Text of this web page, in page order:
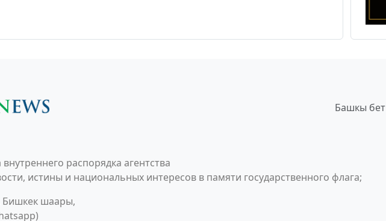
Башкы бет
распорядка агентства
истины и национальных интересов в памяти государственного флага;
Бишкек шаары,